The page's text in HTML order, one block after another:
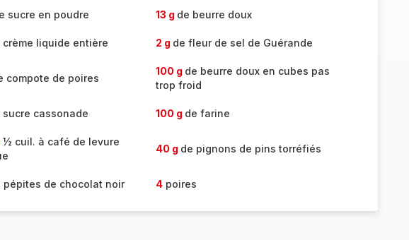
sucre en poudre 13 g de beurre doux
crème liquide entière 2 g de fleur de sel de Guérande
compote de poires
100 g de beurre doux en cubes pas
trop froid
sucre cassonade 100 g de farine
½ cuil. à café de levure
40 g de pignons de pins torréfiés
pépites de chocolat noir 4poires